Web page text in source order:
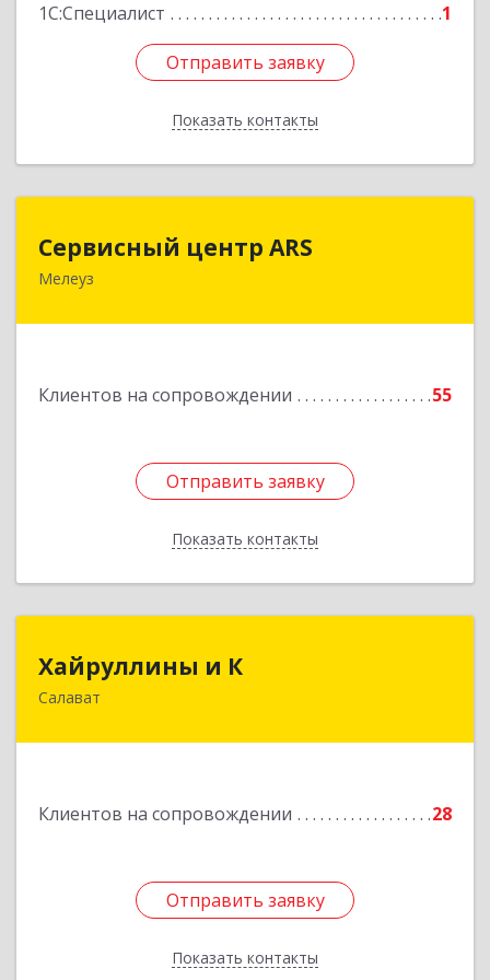
1С:Специалист 1
Отправить заявку
Показать контакты
Отправить заявку
Назад
Сервисный центр ARS
Мелеуз
Клиентов на сопровождении 55
Отправить заявку
Показать контакты
Отправить заявку
Назад
Хайруллины и К
Салават
Клиентов на сопровождении 28
Отправить заявку
Показать контакты
Отправить заявку
Назад